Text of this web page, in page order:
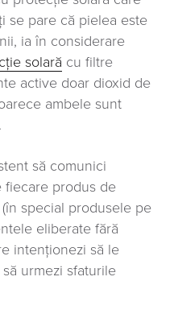
se pare că pielea este
ia în considerare
solară cu filtre
active doar dioxid de
ambele sunt
să comunici
fiecare produs de
special produsele pe
eliberate fără
intenționezi să le
urmezi sfaturile